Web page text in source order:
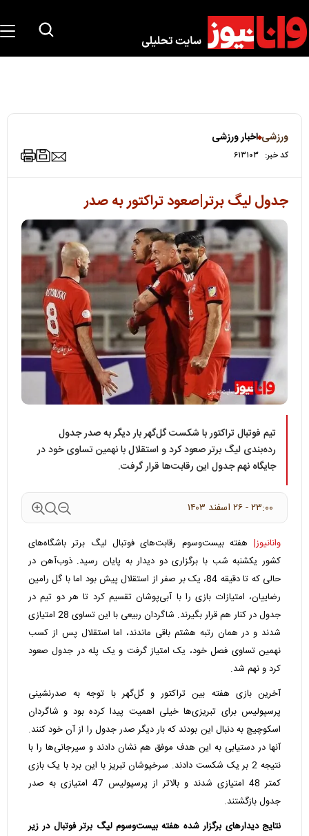
ورزشی اخبار ورزشی
کد خبر: ۶۱۳۱۰۳
جدول لیگ برتر|صعود تراکتور به صدر
تیم فوتبال تراکتور با شکست گل‌گهر بار دیگر به صدر جدول
رده‌بندی لیگ برتر صعود کرد و استقلال با نهمین تساوی خود در
جایگاه نهم جدول این رقابت‌ها قرار گرفت.
۲۳:۰۰ - ۲۶ اسفند ۱۴۰۳
وانانیوز| هفته بیست‌وسوم رقابت‌های فوتبال لیگ برتر باشگاه‌های
کشور یکشنبه شب با برگزاری دو دیدار به پایان رسید. ذوب‌آهن در
حالی که تا دقیقه 84، یک بر صفر از استقلال پیش بود اما با گل رامین
رضاییان، امتیازات بازی را با آبی‌پوشان تقسیم کرد تا هر دو تیم در
جدول در کنار هم قرار بگیرند. شاگردان ربیعی با این تساوی 28 امتیازی
شدند و در همان رتبه هشتم باقی ماندند، اما استقلال پس از کسب
نهمین تساوی فصل خود، یک امتیاز گرفت و یک پله در جدول صعود
کرد و نهم شد.
آخرین بازی هفته بین تراکتور و گل‌گهر با توجه به صدرنشینی
پرسپولیس برای تبریزی‌ها خیلی اهمیت پیدا کرده بود و شاگردان
اسکوچیچ به دنبال این بودند که بار دیگر صدر جدول را از آن خود کنند.
آنها در دستیابی به این هدف موفق هم نشان دادند و سیرجانی‌ها را با
نتیجه 2 بر یک شکست دادند. سرخپوشان تبریز با این برد با یک بازی
کمتر 48 امتیازی شدند و بالاتر از پرسپولیس 47 امتیازی به صدر
جدول بازگشتند.
نتایج دیدارهای برگزار شده هفته بیست‌وسوم لیگ برتر فوتبال در زیر